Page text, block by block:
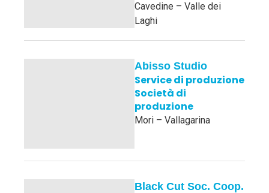
Cavedine – Valle dei
Laghi
Abisso Studio
Service di produzione
Società di
produzione
Mori – Vallagarina
Black Cut Soc. Coop.